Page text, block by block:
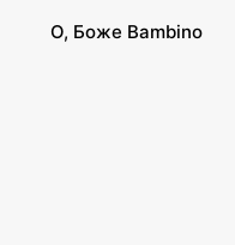
О, Боже Bambino